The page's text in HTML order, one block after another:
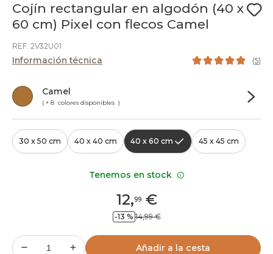
Cojín rectangular en algodón (40 x
60 cm) Pixel con flecos Camel
REF. 2V32U01
Información técnica (5)
Camel
( + 8 colores disponibles )
30 x 50 cm 40 x 40 cm 40 x 60 cm 45 x 45 cm
12,99€
-13 % 14,99 €
Añadir a la cesta